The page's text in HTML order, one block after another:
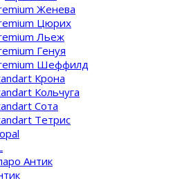
Женева
Цюрих
Льеж
Генуя
Шеффилд
Крона
Кольчуга
Сота
Тетрис
Антик